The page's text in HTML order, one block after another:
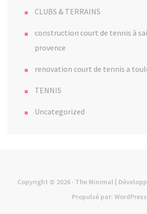
CLUBS & TERRAINS
construction court de tennis à
provence
renovation court de tennis a
TENNIS
Uncategorized
Copyright © 2026 · The Minimal |
Propulsé par: WordPress